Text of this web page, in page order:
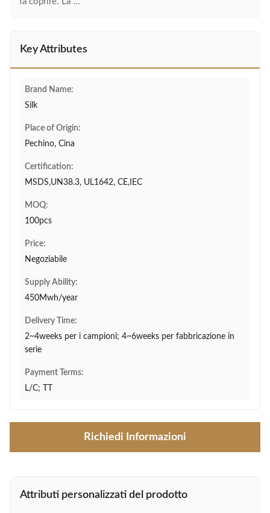
Key Attributes
Brand Name:
Silk
Place of Origin:
Pechino, Cina
Certification:
MSDS,UN38.3, UL1642, CE,IEC
MOQ:
100pcs
Price:
Negoziabile
Supply Ability:
450Mwh/year
Delivery Time:
2~4weeks per i campioni; 4~6weeks per fabbricazione in
serie
Payment Terms:
L/C; TT
Richiedi Informazioni
Attributi personalizzati del prodotto